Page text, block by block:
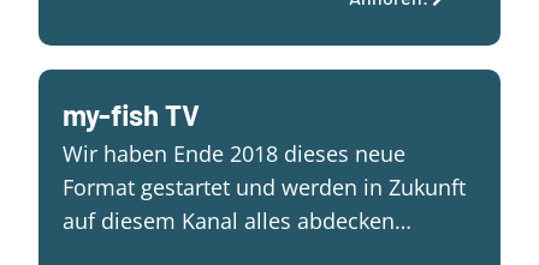
my-fish TV
Wir haben Ende 2018 dieses neue
Format gestartet und werden in Zukunft
auf diesem Kanal alles abdecken…